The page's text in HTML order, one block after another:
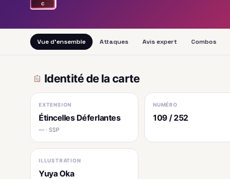
C
Vue d'ensemble Attaques Avis expert Combos
Identité de la carte
EXTENSION
Étincelles Déferlantes
— · SSP
NUMÉRO
109 / 252
ILLUSTRATION
Yuya Oka